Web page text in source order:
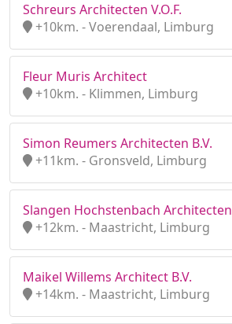
Schreurs Architecten V.O.F.
+10km. - Voerendaal, Limburg
Fleur Muris Architect
+10km. - Klimmen, Limburg
Simon Reumers Architecten B.V.
+11km. - Gronsveld, Limburg
Slangen Hochstenbach Architecten
+12km. - Maastricht, Limburg
Maikel Willems Architect B.V.
+14km. - Maastricht, Limburg